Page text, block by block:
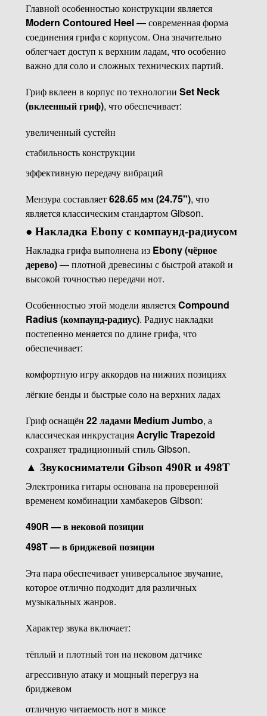
Главной особенностью конструкции является
Modern Contoured Heel— современная форма
соединения грифа с корпусом. Она значительно
облегчает доступ к верхним ладам, что особенно
важно для соло и сложных технических партий.
Гриф вклеен в корпус по технологии Set Neck
(вклеенный гриф), что обеспечивает:
увеличенный сустейн
стабильность конструкции
эффективную передачу вибраций
Мензура составляет628.65 мм (24.75"), что
является классическим стандартом Gibson.
● Накладка Ebony с компаунд-радиусом
Накладка грифа выполнена из Ebony (чёрное
дерево)— плотной древесины с быстрой атакой и
высокой точностью передачи нот.
Особенностью этой модели являетсяCompound
Radius (компаунд-радиус). Радиус накладки
постепенно меняется по длине грифа, что
обеспечивает:
комфортную игру аккордов на нижних позициях
лёгкие бенды и быстрые соло на верхних ладах
Гриф оснащён 22 ладами Medium Jumbo, а
классическая инкрустацияAcrylic Trapezoid
сохраняет традиционный стиль Gibson.
▲ Звукосниматели Gibson 490R и 498T
Электроника гитары основана на проверенной
временем комбинации хамбакеров Gibson:
490R — в нековой позиции
498T — в бриджевой позиции
Эта пара обеспечивает универсальное звучание,
которое отлично подходит для различных
музыкальных жанров.
Характер звука включает:
тёплый и плотный тон на нековом датчике
агрессивную атаку и мощный перегруз на
бриджевом
отличную читаемость нот в миксе